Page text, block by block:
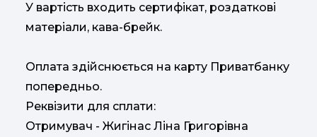
У вартість входить сертифікат, роздаткові
матеріали, кава-брейк.
Оплата здійснюється на карту Приватбанку
попередньо.
Реквізити для сплати:
Отримувач - Жигінас Ліна Григорівна